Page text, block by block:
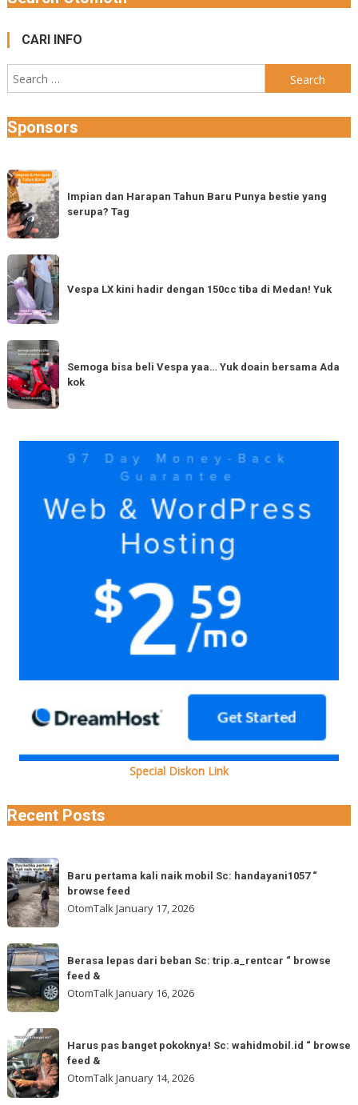
CARI INFO
Search
for:
Sponsors
Impian
dan
Harapan
Tahun
Baru
Punya
bestie
yang
Tag
Impian dan Harapan Tahun Baru Punya bestie yang
serupa? Tag
Vespa
LX
kini
hadir
dengan
150cc
tiba
di
Yuk
Vespa LX kini hadir dengan 150cc tiba di Medan! Yuk
Semoga
bisa
beli
Vespa
Yuk
Semoga bisa beli Vespa yaa… Yuk doain bersama Ada
kok
Special Diskon Link
Recent Posts
Baru
pertama
kali
naik
mobil
Sc:
handayani1057
“
feed
Baru pertama kali naik mobil Sc: handayani1057 “
browse feed
OtomTalk January 17, 2026
Berasa
lepas
dari
beban
trip.a_rentcar
“
browse
Berasa lepas dari beban Sc: trip.a_rentcar “ browse
feed &
OtomTalkJanuary 16, 2026
Harus
pas
banget
pokoknya!
Harus pas banget pokoknya! Sc: wahidmobil.id “ browse
feed &
OtomTalkJanuary 14, 2026